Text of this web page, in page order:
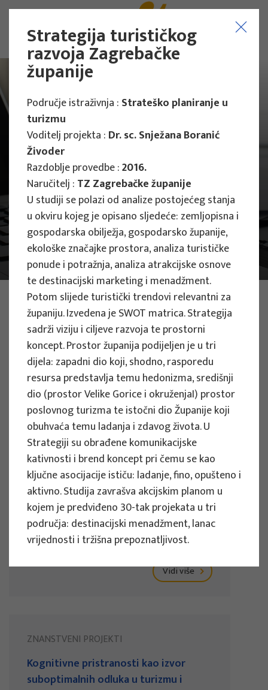
Projekti Znanstveni projekti
FOTO:ILUSTRATIVNA FOTOGRAFIJA
Projekti
ZNANSTVENI PROJEKTI
Procjena utjecaja klimatskih promjena
na turizam temeljen na prirodi: razvoj
indeksa ranjivosti i otpornosti
zaštićenih područja za upravljanje
strategijama prilagodbe - PACT-VIRA
Voditelj projekta
Izidora Marković Vukadin
Razdoblje provedbe : 2024. - 2027.
Vidi više
ZNANSTVENI PROJEKTI
Kognitivne pristranosti kao izvor
suboptimalnih odluka u turizmu i
Strategija turističkog
razvoja Zagrebačke
županije
Područje istraživnja : Strateško planiranje u
turizmu
Voditelj projekta : Dr. sc. Snježana Boranić
Živoder
Razdoblje provedbe :2016.
Naručitelj : TZ Zagrebačke županije
U studiji se polazi od analize postojećeg stanja
u okviru kojeg je opisano sljedeće: zemljopisna i
gospodarska obilježja, gospodarsko županije,
ekološke značajke prostora, analiza turističke
ponude i potražnja, analiza atrakcijske osnove
te destinacijski marketing i menadžment.
Potom slijede turistički trendovi relevantni za
županiju. Izvedena je SWOT matrica. Strategija
sadrži viziju i ciljeve razvoja te prostorni
koncept. Prostor županija podijeljen je u tri
dijela: zapadni dio koji, shodno, rasporedu
resursa predstavlja temu hedonizma, središnji
dio (prostor Velike Gorice i okruženjaI) prostor
poslovnog turizma te istočni dio Županije koji
obuhvaća temu ladanja i zdavog života. U
Strategiji su obrađene komunikacijske
kativnosti i brend koncept pri čemu se kao
ključne asocijacije ističu: ladanje, fino, opušteno i
aktivno. Studija zavrašva akcijskim planom u
kojem je predviđeno 30-tak projekata u tri
područja: destinacijski menadžment, lanac
vrijednosti i tržišna prepoznatljivost.